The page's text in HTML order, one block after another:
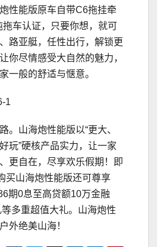
性能版原车自带C6拖挂牵
车认证，只要你想，就可
路亚艇，任性出行，解锁更
你尽情感受大自然的魅力，
一般的舒适与惬意。
。山海炮性能版以“更大、
玩”硬核产品实力，让一家
更自在，尽享欢乐假期！即
买山海炮性能版还可尊享
期0息至高贷额10万金融
多重超值大礼。山海炮性
外绝美山海！